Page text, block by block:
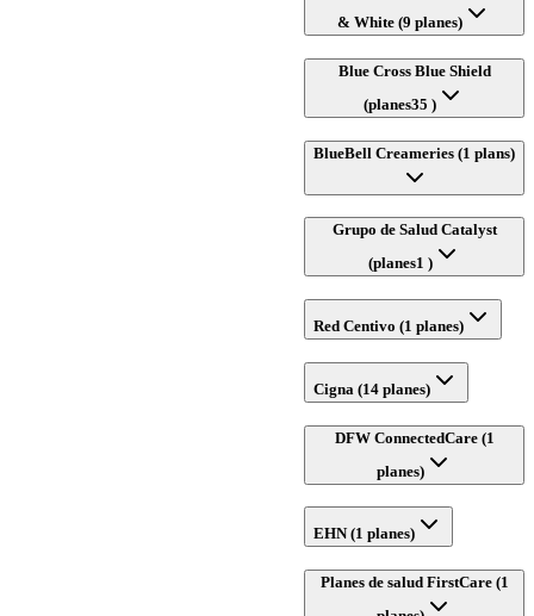
& White (9 planes)
Blue Cross Blue Shield
(planes35 )
BlueBell Creameries (1 plans)
Grupo de Salud Catalyst
(planes1 )
Red Centivo (1 planes)
Cigna (14 planes)
DFW ConnectedCare (1
planes)
EHN (1 planes)
Planes de salud FirstCare (1